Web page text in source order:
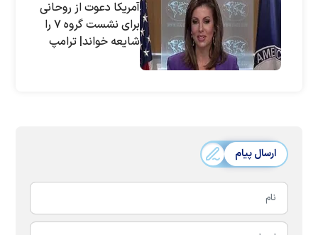
آمریکا دعوت از روحانی
برای نشست گروه ۷ را
شایعه خواند| ترامپ
ارسال پیام